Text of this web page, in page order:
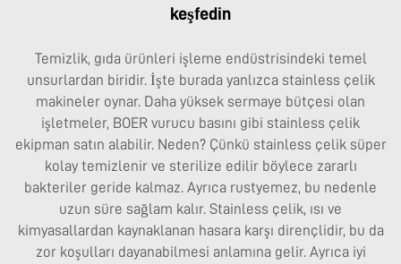
keşfedin
Temizlik, gıda ürünleri işleme endüstrisindeki temel
unsurlardan biridir. İşte burada yanlızca stainless çelik
makineler oynar. Daha yüksek sermaye bütçesi olan
işletmeler, BOER vurucu basını gibi stainless çelik
ekipman satın alabilir. Neden? Çünkü stainless çelik süper
kolay temizlenir ve sterilize edilir böylece zararlı
bakteriler geride kalmaz. Ayrıca rustyemez, bu nedenle
uzun süre sağlam kalır. Stainless çelik, ısı ve
kimyasallardan kaynaklanan hasara karşı dirençlidir, bu da
zor koşulları dayanabilmesi anlamına gelir. Ayrıca iyi